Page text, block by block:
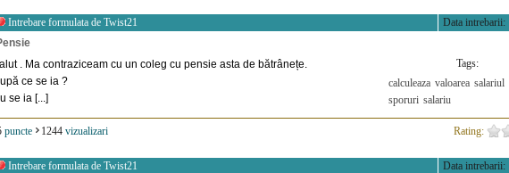
Intrebare formulata de Twist21
Data intrebarii:
. Ma contraziceam cu un coleg cu pensie asta de bătrânețe.
ce se ia ?
se ia [...]
Tags:
calculeaza valoarea salariul
sporuri salariu
puncte 1244 vizualizari Rating:
Intrebare formulata de Twist21
Data intrebarii: